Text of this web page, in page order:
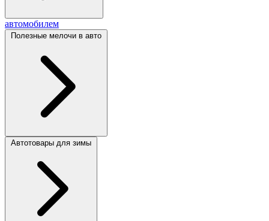
автомобилем
Полезные мелочи в авто
Автотовары для зимы